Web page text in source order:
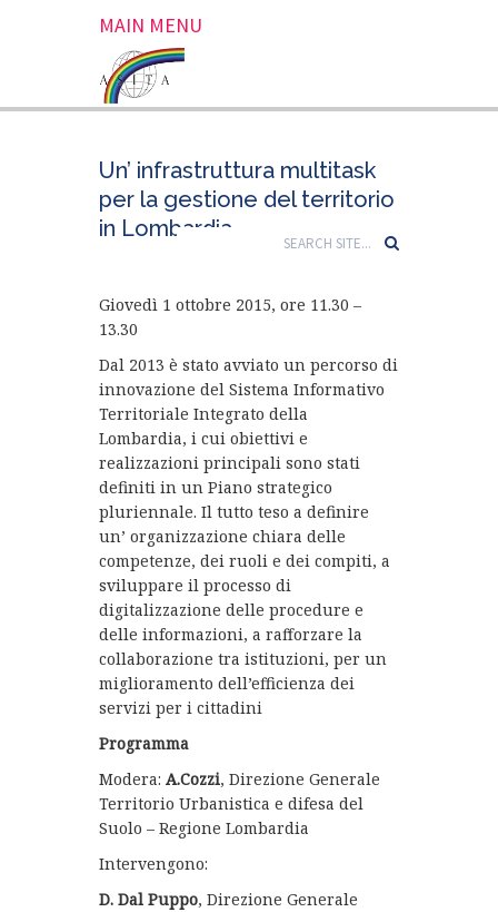
MAIN MENU
Un’ infrastruttura multitask
per la gestione del territorio
in Lombardia
Giovedì 1 ottobre 2015, ore 11.30 –
13.30
Dal 2013 è stato avviato un percorso di
innovazione del Sistema Informativo
Territoriale Integrato della
Lombardia, i cui obiettivi e
realizzazioni principali sono stati
definiti in un Piano strategico
pluriennale. Il tutto teso a definire
un’ organizzazione chiara delle
competenze, dei ruoli e dei compiti, a
sviluppare il processo di
digitalizzazione delle procedure e
delle informazioni, a rafforzare la
collaborazione tra istituzioni, per un
miglioramento dell’efficienza dei
servizi per i cittadini
Programma
Modera: A.Cozzi, Direzione Generale
Territorio Urbanistica e difesa del
Suolo – Regione Lombardia
Intervengono:
D. Dal Puppo, Direzione Generale